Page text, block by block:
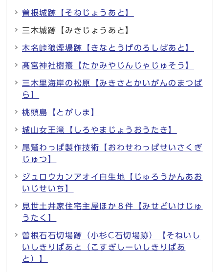
曽根城跡【そねじょうあと】
三木城跡【みきじょうあと】
木名峠狼煙場跡【きなとうげのろしばあと】
髙宮神社樹叢【たかみやじんじゃじゅそう】
三木里海岸の松原【みきさとかいがんのまつば
ら】
桃頭島【とがしま】
城山女王滝【しろやまじょうおうたき】
尾鷲わっぱ製作技術【おわせわっぱせいさくぎ
じゅつ】
ジュロウカンアオイ自生地【じゅろうかんあお
いじせいち】
見世土井家住宅主屋ほか８件【みせどいけじゅ
うたく】
曽根石石切場跡（小杉C石切場跡）【そねいし
いしきりばあと（こすぎしーいしきりばあ
と）】